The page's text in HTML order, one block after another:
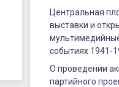
Центральная
выставки и
событиях 1941-
О проведении
партийного